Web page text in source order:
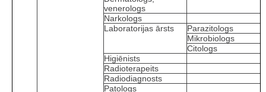
venerologs
Narkologs
Laboratorijas ārsts
Parazitologs
Mikrobiologs
Citologs
Higiēnists
Radioterapeits
Radiodiagnosts
Patologs